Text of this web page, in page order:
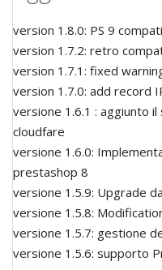
version 1.8.0: PS 9
version 1.7.2: retro
version 1.7.1: fixed
version 1.7.0: add record
versione 1.6.1 : aggiunto
cloudfare
versione 1.6.0:
prestashop 8
versione 1.5.9: Upgrade
versione 1.5.8:
versione 1.5.7: gestione
versione 1.5.6: supporto